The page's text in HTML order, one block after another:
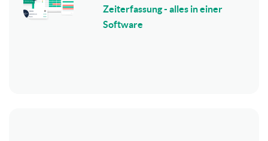
Zeiterfassung - alles in einer
Software